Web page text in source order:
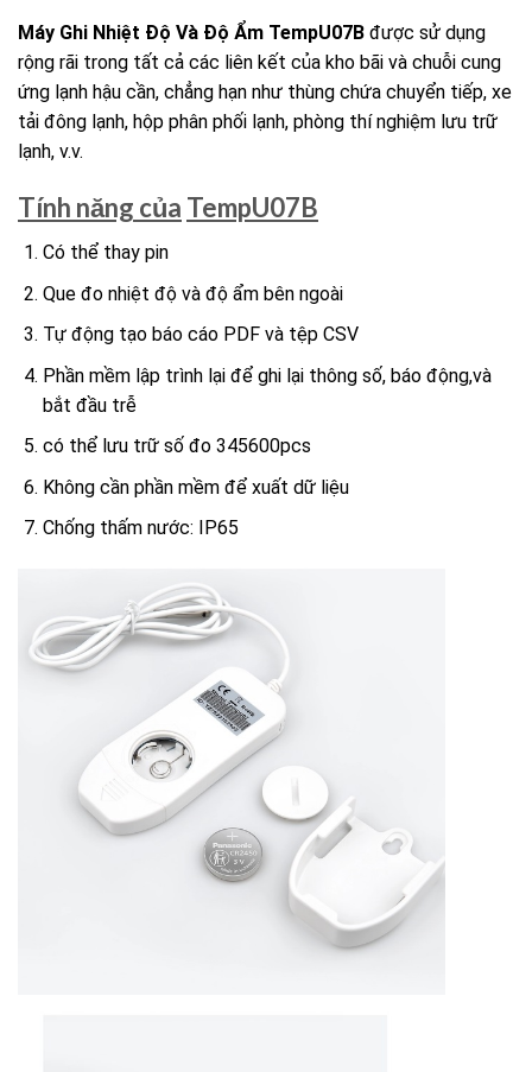
Máy Ghi Nhiệt Độ Và Độ Ẩm TempU07B được sử dụng
rộng rãi trong tất cả các liên kết của kho bãi và chuỗi cung
ứng lạnh hậu cần, chẳng hạn như thùng chứa chuyển tiếp, xe
tải đông lạnh, hộp phân phối lạnh, phòng thí nghiệm lưu trữ
lạnh, v.v.
Tính năng của TempU07B
Có thể thay pin
Que đo nhiệt độ và độ ẩm bên ngoài
Tự động tạo báo cáo PDF và tệp CSV
Phần mềm lập trình lại để ghi lại thông số, báo động,và
bắt đầu trễ
có thể lưu trữ số đo 345600pcs
Không cần phần mềm để xuất dữ liệu
Chống thấm nước: IP65